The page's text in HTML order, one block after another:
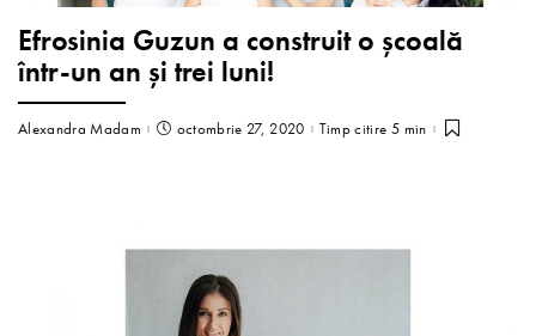
Efrosinia Guzun a construit o școală
într-un an și trei luni!
Alexandra Madam octombrie 27, 2020 Timp citire 5 min